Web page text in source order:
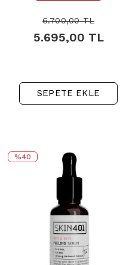
6.700,00TL
5.695,00 TL
SEPETE EKLE
%40